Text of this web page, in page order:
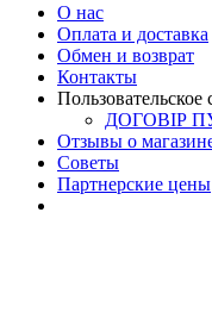
О нас
Оплата и доставка
Обмен и возврат
Контакты
Пользовательское
ДОГОВІР
Отзывы о
Советы
Партнерские цены